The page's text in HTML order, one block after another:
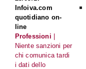
Infoiva.com
quotidiano on-
line
Professioni |
Niente sanzioni per
chi comunica tardi
i dati dello